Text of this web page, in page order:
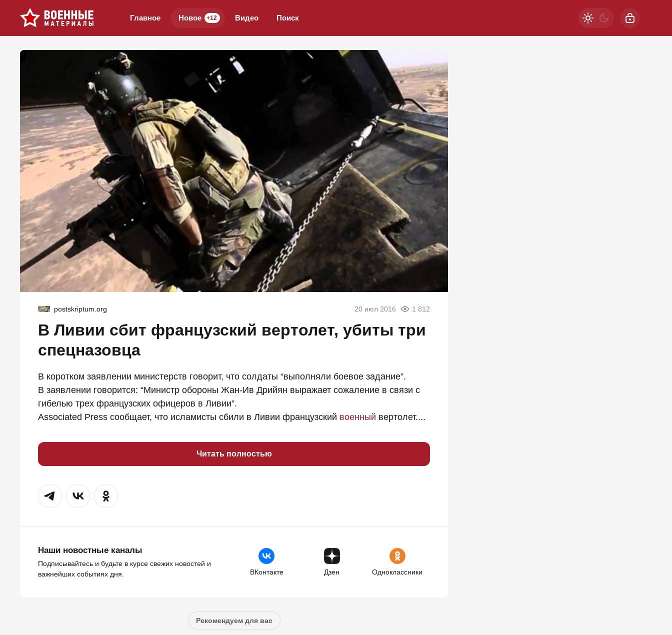
Главное Новое +12 Видео Поиск
postskriptum.org 20 июл 2016 1 812
В Ливии сбит французский вертолет, убиты три
спецназовца
В коротком заявлении министерств говорит, что солдаты “выполняли боевое задание”.
В заявлении говорится: “Министр обороны Жан-Ив Дрийян выражает сожаление в связи с
гибелью трех французских офицеров в Ливии”.
Associated Press сообщает, что исламисты сбили в Ливии французский военный вертолет....
Читать полностью
Наши новостные каналы
Подписывайтесь и будьте в курсе свежих новостей и
важнейших событиях дня.
ВКонтакте Дзен Одноклассники
Рекомендуем для вас